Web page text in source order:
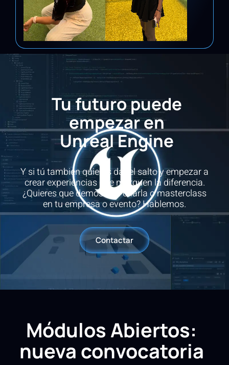
Tu futuro puede
empezar en
Unreal Engine
Y si tú también quieres dar el salto y empezar a
crear experiencias que marquen la diferencia.
¿Quieres que demos una charla o masterclass
en tu empresa o evento? Hablemos.
Contactar
Módulos Abiertos:
nueva convocatoria